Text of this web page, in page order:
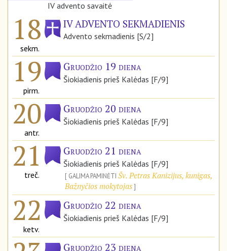
IV advento savaitė
18
sekm.
IV ADVENTO SEKMADIENIS
Advento sekmadienis [S/2]
19
pirm.
Gruodžio 19 diena
Šiokiadienis prieš Kalėdas [F/9]
20
antr.
Gruodžio 20 diena
Šiokiadienis prieš Kalėdas [F/9]
21
treč.
Gruodžio 21 diena
Šiokiadienis prieš Kalėdas [F/9]
GALIMA PAMINĖTI Šv. Petras Kanizijus, kunigas,
Bažnyčios mokytojas
22
ketv.
Gruodžio 22 diena
Šiokiadienis prieš Kalėdas [F/9]
Gruodžio 23 diena